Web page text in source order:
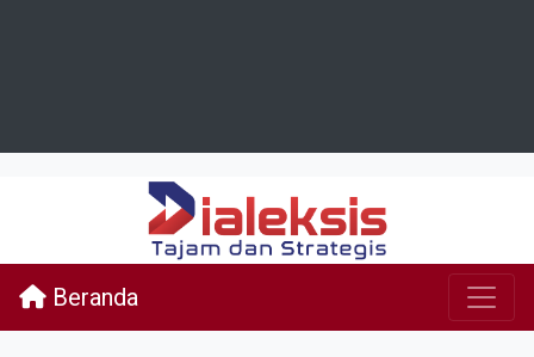
Beranda